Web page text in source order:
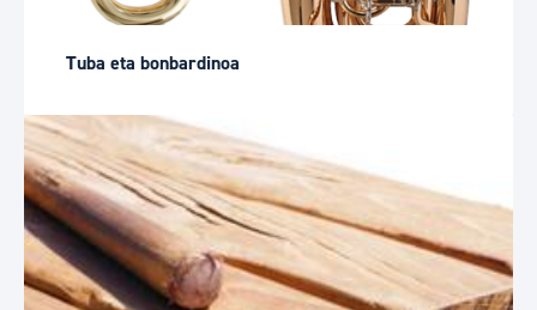
Tuba eta bonbardinoa